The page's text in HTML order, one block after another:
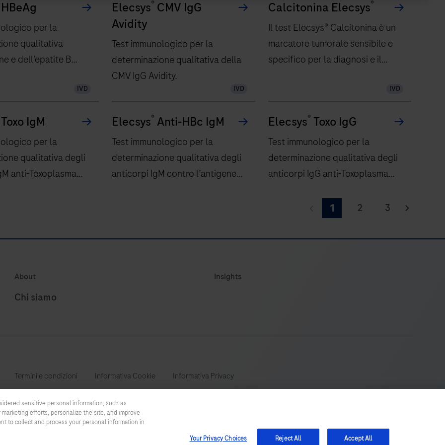
HBeAg
per la
qualitativa
e dell’epatite B
Elecsys® CMV IgG
Avidity
Test immunologico per la
determinazione qualitativa della
CMV IgG Avidity.
Calcitonina Elecsys®
Il test Elecsys® Calcitonina è un
marcatore tumorale sensibile e
specifico per la diagnosi e il
della vita, dei pazienti CMT che
chirurgico alla tiroide.
IVD
Toxo IgM
per la
qualitativa degli
anti-Toxoplasma
IVD
Elecsys® Anti-HBc IgM
Test immunologico per la
determinazione qualitativa degli
anticorpi IgM contro l’antigene
IVD
Elecsys® Toxo IgG
Test immunologico per la
determinazione qualitativa degli
anticorpi IgG anti-Toxoplasma
1
2 3
About
Chi siamo
Insights
Termini e condizioni Informativa Cookie Informativa Privacy
Questo sito contiene informazioni su prodotti che sono rivolte ad un elevato numero di utenti e può contenere dettagli o
informazioni sui prodotti altrimenti non accessibili o validi nel vostro paese. Non ci assumiamo alcuna responsabilità per l'accesso a
sensitive personal information, such as
efforts, personalize the site, and improve
to collect and process your personal information in
Your Privacy Choices Reject All Accept All